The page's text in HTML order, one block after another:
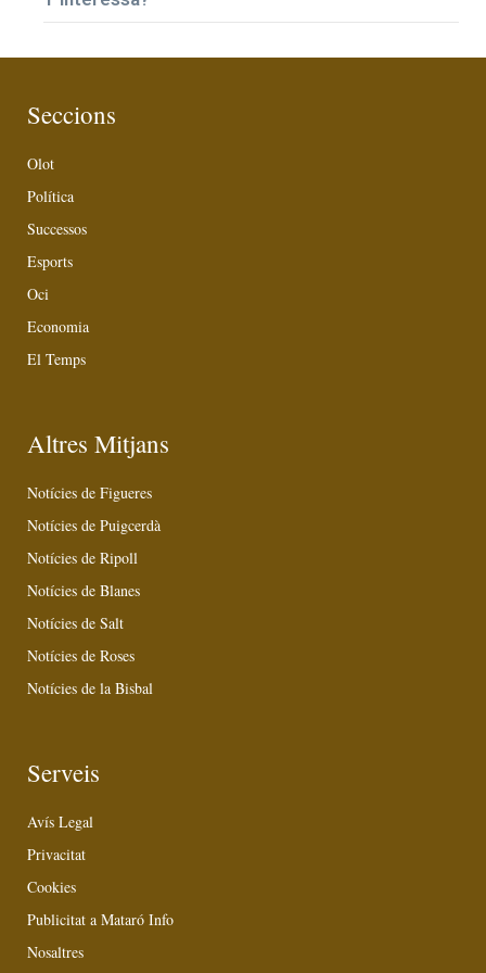
Seccions
Olot
Política
Successos
Esports
Oci
Economia
El Temps
Altres Mitjans
Notícies de Figueres
Notícies de Puigcerdà
Notícies de Ripoll
Notícies de Blanes
Notícies de Salt
Notícies de Roses
Notícies de la Bisbal
Serveis
Avís Legal
Privacitat
Cookies
Publicitat a Mataró Info
Nosaltres